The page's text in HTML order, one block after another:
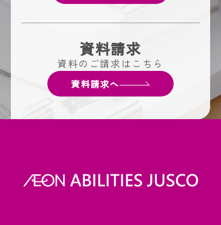
資料請求
資料のご請求はこちら
資料請求へ